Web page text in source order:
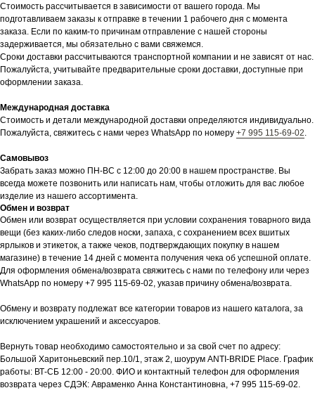
Стоимость рассчитывается в зависимости от вашего города. Мы
подготавливаем заказы к отправке в течении 1 рабочего дня с момента
заказа. Если по каким-то причинам отправление с нашей стороны
задерживается, мы обязательно с вами свяжемся.
Сроки доставки рассчитываются транспортной компании и не зависят от нас.
Пожалуйста, учитывайте предварительные сроки доставки, доступные при
оформлении заказа.
Международная доставка
Стоимость и детали международной доставки определяются индивидуально.
Пожалуйста, свяжитесь с нами через WhatsApp по номеру +7 995 115-69-02.
Самовывоз
Забрать заказ можно ПН-ВС с 12:00 до 20:00 в нашем пространстве. Вы
всегда можете позвонить или написать нам, чтобы отложить для вас любое
изделие из нашего ассортимента.
Обмен и возврат
Обмен или возврат осуществляется при условии сохранения товарного вида
вещи (без каких-либо следов носки, запаха, с сохранением всех вшитых
ярлыков и этикеток, а также чеков, подтверждающих покупку в нашем
магазине) в течение 14 дней с момента получения чека об успешной оплате.
Для оформления обмена/возврата свяжитесь с нами по телефону или через
WhatsApp по номеру +7 995 115-69-02, указав причину обмена/возврата.
Обмену и возврату подлежат все категории товаров из нашего каталога, за
исключением украшений и аксессуаров.
Вернуть товар необходимо самостоятельно и за свой счет по адресу:
Большой Харитоньевский пер.10/1, этаж 2, шоурум ANTI-BRIDE Place. График
работы: ВТ-СБ 12:00 - 20:00. ФИО и контактный телефон для оформления
возврата через СДЭК: Авраменко Анна Константиновна, +7 995 115-69-02.